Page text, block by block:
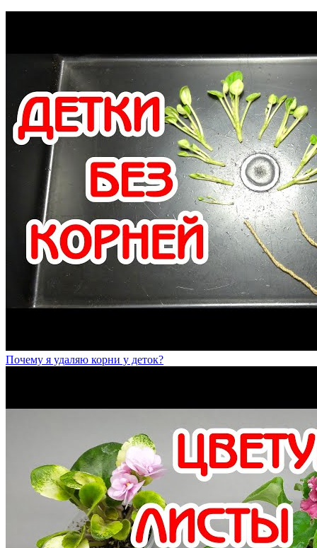
Почему я удаляю корни у деток?